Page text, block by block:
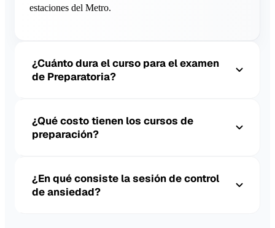
estaciones del Metro.
¿Cuánto dura el curso para el examen
de Preparatoria?
¿Qué costo tienen los cursos de
preparación?
¿En qué consiste la sesión de control
de ansiedad?